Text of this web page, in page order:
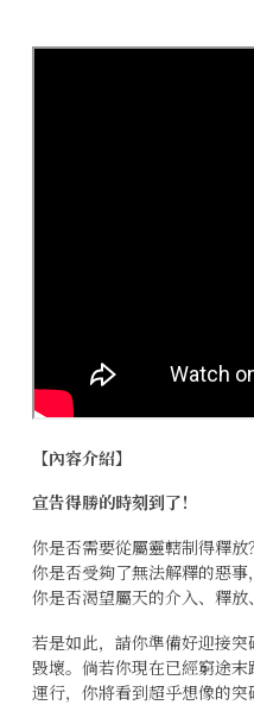
【內容介紹】
宣告得勝的時刻到了！
你是否需要從屬靈轄制得釋放
你是否受夠了無法解釋的惡事
你是否渴望屬天的介入、釋放
若是如此，請你準備好迎接突
毀壞。倘若你現在已經窮途
運行，你將看到超乎想像的突